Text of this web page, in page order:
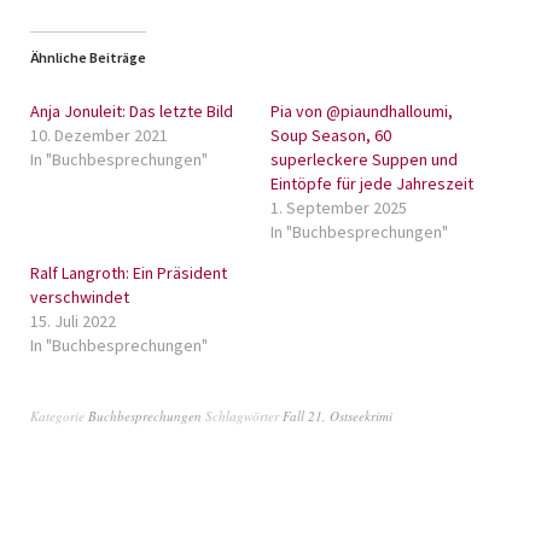
Ähnliche Beiträge
Anja Jonuleit: Das letzte Bild
10. Dezember 2021
In "Buchbesprechungen"
Pia von @piaundhalloumi,
Soup Season, 60
superleckere Suppen und
Eintöpfe für jede Jahreszeit
1. September 2025
In "Buchbesprechungen"
Ralf Langroth: Ein Präsident
verschwindet
15. Juli 2022
In "Buchbesprechungen"
Kategorie Buchbesprechungen SchlagwörterFall 21, Ostseekrimi